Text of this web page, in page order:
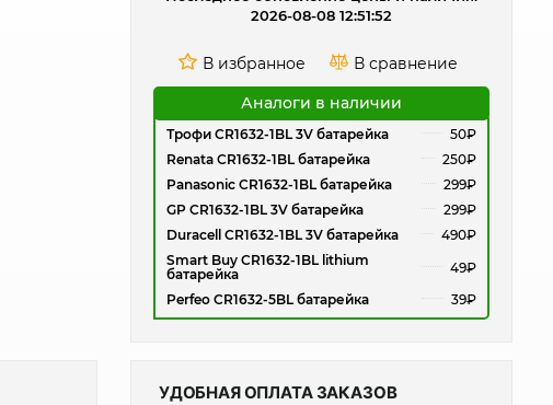
2026-08-08 12:51:52
Аналоги в наличии
Трофи CR1632-1BL 3V батарейка
50₽
Renata CR1632-1BL батарейка
250₽
Panasonic CR1632-1BL батарейка
299₽
GP CR1632-1BL 3V батарейка
299₽
Duracell CR1632-1BL 3V батарейка
490₽
Smart Buy CR1632-1BL lithium
батарейка
49₽
Perfeo CR1632-5BL батарейка
39₽
УДОБНАЯ ОПЛАТА ЗАКАЗОВ